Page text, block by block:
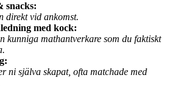
snacks:
direkt vid ankomst.
med kock:
kunniga mathantverkare som du faktiskt
ni själva skapat, ofta matchade med